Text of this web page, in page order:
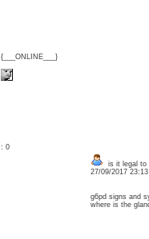
{___ONLINE___}
: 0
is it legal to
27/09/2017
g6pd signs and
where is the